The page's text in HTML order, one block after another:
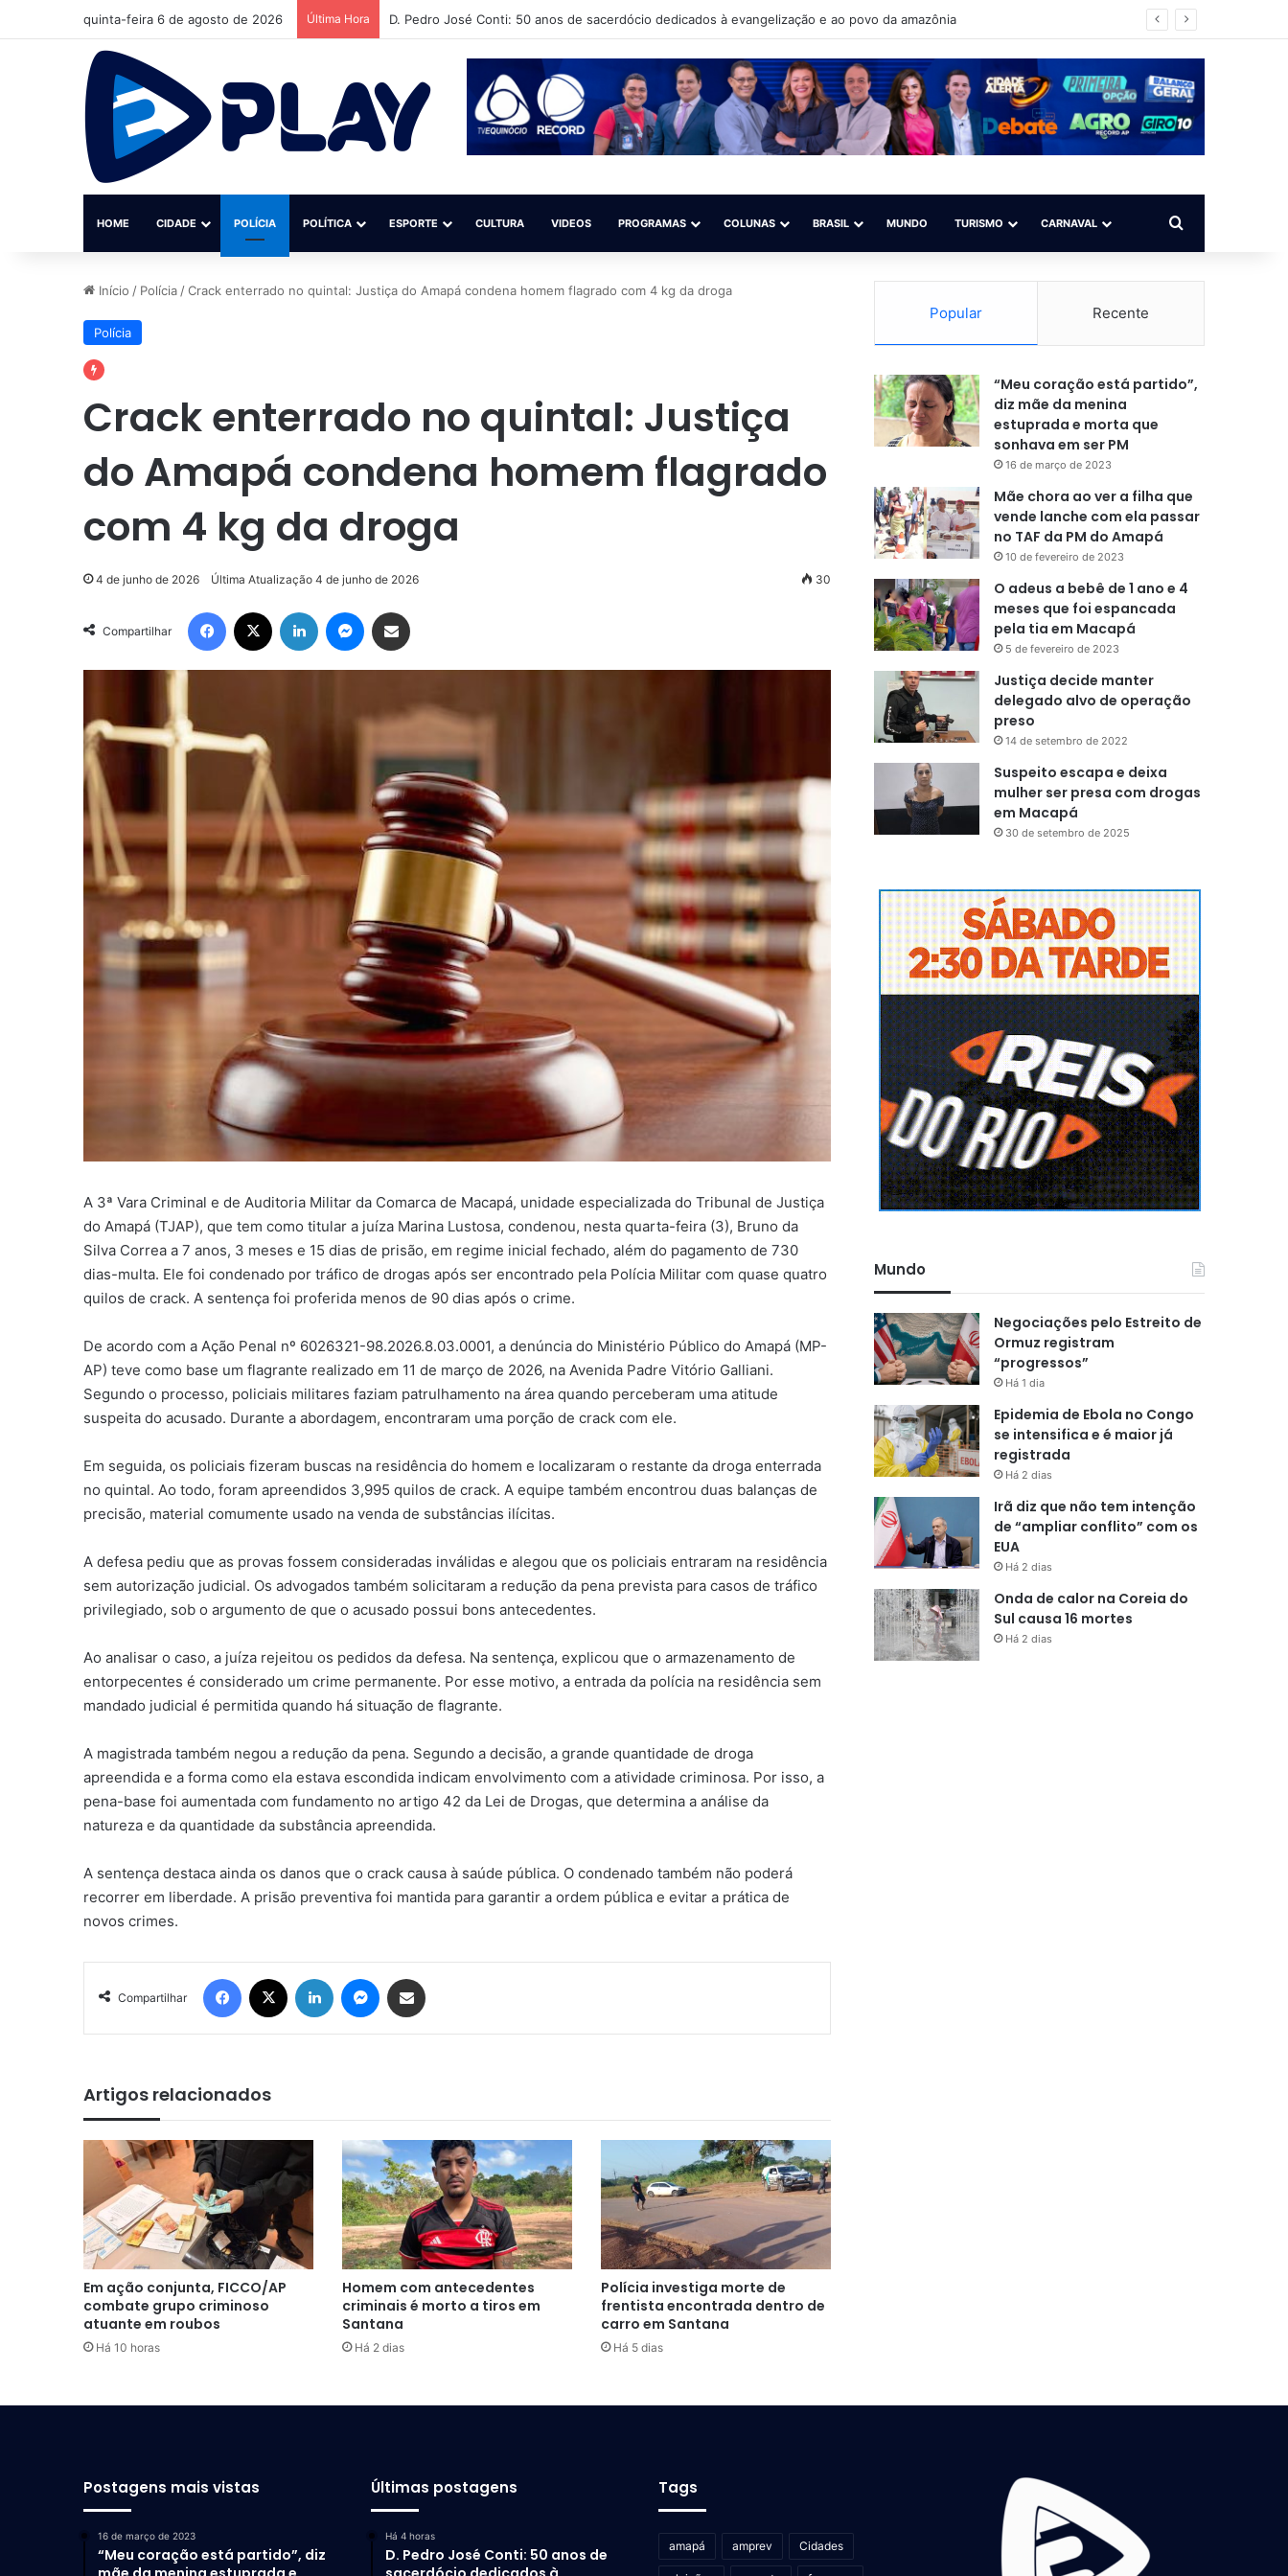
quinta-feira 6 de agosto de 2026 Última Hora Instituto Cultural Língua Solta (Iacls) abre matrículas para o projeto “Natação é para todos”
HOME CIDADE POLÍCIA POLÍTICA ESPORTE CULTURA VIDEOS PROGRAMAS COLUNAS BRASIL MUNDO TURISMO CARNAVAL Procurar por
Início / Polícia /Crack enterrado no quintal: Justiça do Amapá condena homem flagrado com 4 kg da droga
Polícia
Crack enterrado no quintal: Justiça
do Amapá condena homem flagrado
com 4 kg da droga
4 de junho de 2026 Última Atualização 4 de junho de 2026 30
Compartilhar
A 3ª Vara Criminal e de Auditoria Militar da Comarca de Macapá, unidade especializada do Tribunal de Justiça
do Amapá (TJAP), que tem como titular a juíza Marina Lustosa, condenou, nesta quarta-feira (3), Bruno da
Silva Correa a 7 anos, 3 meses e 15 dias de prisão, em regime inicial fechado, além do pagamento de 730
dias-multa. Ele foi condenado por tráfico de drogas após ser encontrado pela Polícia Militar com quase quatro
quilos de crack. A sentença foi proferida menos de 90 dias após o crime.
De acordo com a Ação Penal nº 6026321-98.2026.8.03.0001, a denúncia do Ministério Público do Amapá (MP-
AP) teve como base um flagrante realizado em 11 de março de 2026, na Avenida Padre Vitório Galliani.
Segundo o processo, policiais militares faziam patrulhamento na área quando perceberam uma atitude
suspeita do acusado. Durante a abordagem, encontraram uma porção de crack com ele.
Em seguida, os policiais fizeram buscas na residência do homem e localizaram o restante da droga enterrada
no quintal. Ao todo, foram apreendidos 3,995 quilos de crack. A equipe também encontrou duas balanças de
precisão, material comumente usado na venda de substâncias ilícitas.
A defesa pediu que as provas fossem consideradas inválidas e alegou que os policiais entraram na residência
sem autorização judicial. Os advogados também solicitaram a redução da pena prevista para casos de tráfico
privilegiado, sob o argumento de que o acusado possui bons antecedentes.
Ao analisar o caso, a juíza rejeitou os pedidos da defesa. Na sentença, explicou que o armazenamento de
entorpecentes é considerado um crime permanente. Por esse motivo, a entrada da polícia na residência sem
mandado judicial é permitida quando há situação de flagrante.
A magistrada também negou a redução da pena. Segundo a decisão, a grande quantidade de droga
apreendida e a forma como ela estava escondida indicam envolvimento com a atividade criminosa. Por isso, a
pena-base foi aumentada com fundamento no artigo 42 da Lei de Drogas, que determina a análise da
natureza e da quantidade da substância apreendida.
A sentença destaca ainda os danos que o crack causa à saúde pública. O condenado também não poderá
recorrer em liberdade. A prisão preventiva foi mantida para garantir a ordem pública e evitar a prática de
novos crimes.
Compartilhar
Artigos relacionados
Em ação conjunta, FICCO/AP
combate grupo criminoso
atuante em roubos
Há 10 horas
Homem com antecedentes
criminais é morto a tiros em
Santana
Há 2 dias
Polícia investiga morte de
frentista encontrada dentro de
carro em Santana
Há 5 dias
Popular Recente
“Meu coração está partido”,
diz mãe da menina
estuprada e morta que
sonhava em ser PM
16 de março de 2023
Mãe chora ao ver a filha que
vende lanche com ela passar
no TAF da PM do Amapá
10 de fevereiro de 2023
O adeus a bebê de 1 ano e 4
meses que foi espancada
pela tia em Macapá
5 de fevereiro de 2023
Justiça decide manter
delegado alvo de operação
preso
14 de setembro de 2022
Suspeito escapa e deixa
mulher ser presa com drogas
em Macapá
30 de setembro de 2025
Mundo
Negociações pelo Estreito de
Ormuz registram
“progressos”
Há 1 dia
Epidemia de Ebola no Congo
se intensifica e é maior já
registrada
Há 2 dias
Irã diz que não tem intenção
de “ampliar conflito” com os
EUA
Há 2 dias
Onda de calor na Coreia do
Sul causa 16 mortes
Há 2 dias
Postagens mais vistas
16 de março de 2023
“Meu coração está partido”, diz
Últimas postagens
Há 4 horas
D. Pedro José Conti: 50 anos de
Tags
amapá amprev Cidades